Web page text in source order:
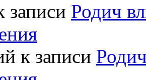
записи Родич
к записи